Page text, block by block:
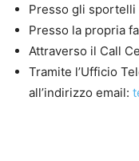
Presso gli sportelli
Presso la propria
Attraverso il Call
Tramite l’Ufficio
all’indirizzo email: